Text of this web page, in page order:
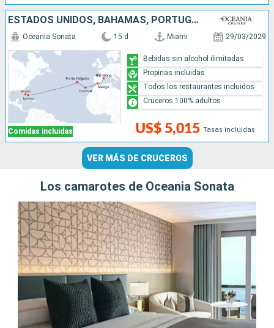
ESTADOS UNIDOS, BAHAMAS, PORTUGAL, ESPAÑA
Comidas incluidas
Oceania Sonata 15 d Miami 29/03/2029
US$ 5,015 Tasas incluidas
Bebidas sin alcohol ilimitadas
Propinas incluidas
Todos los restaurantes incluidos
Cruceros 100% adultos
VER MÁS DE CRUCEROS
Los camarotes de Oceania Sonata